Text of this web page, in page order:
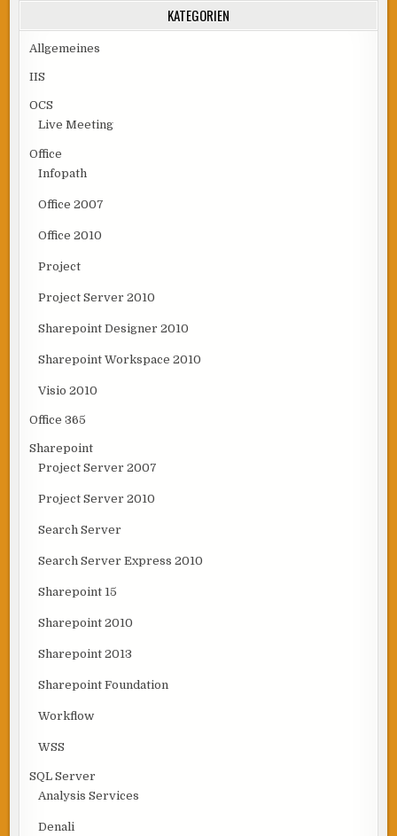
KATEGORIEN
Allgemeines
IIS
OCS
Live Meeting
Office
Infopath
Office 2007
Office 2010
Project
Project Server 2010
Sharepoint Designer 2010
Sharepoint Workspace 2010
Visio 2010
Office 365
Sharepoint
Project Server 2007
Project Server 2010
Search Server
Search Server Express 2010
Sharepoint 15
Sharepoint 2010
Sharepoint 2013
Sharepoint Foundation
Workflow
WSS
SQL Server
Analysis Services
Denali